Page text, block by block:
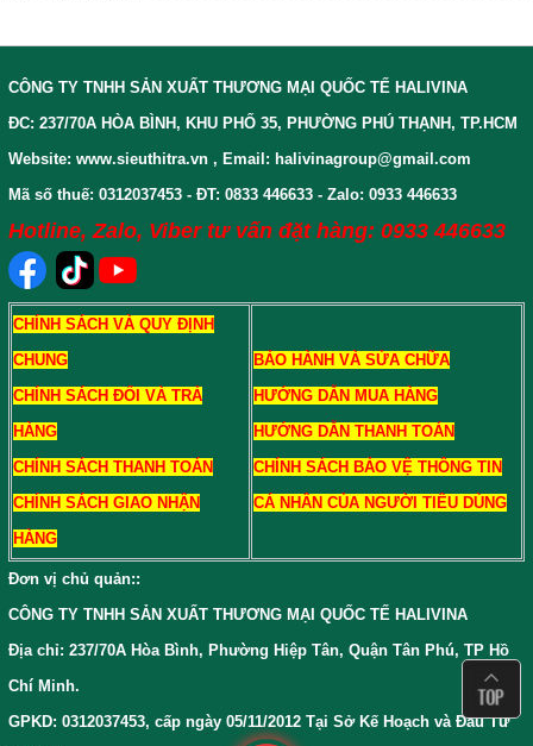
CÔNG TY TNHH SẢN XUẤT THƯƠNG MẠI QUỐC TẾ HALIVINA
ĐC: 237/70A HÒA BÌNH, KHU PHỐ 35, PHƯỜNG PHÚ THẠNH, TP.HCM
Website: www.sieuthitra.vn , Email: halivinagroup@gmail.com
Mã số thuế: 0312037453 - ĐT: 0833 446633 - Zalo: 0933 446633
Hotline, Zalo, Viber tư vấn đặt hàng: 0933 446633
CHÍNH SÁCH VÀ QUY ĐỊNH
CHUNG
CHÍNH SÁCH ĐỔI VÀ TRẢ
HÀNG
CHÍNH SÁCH THANH TOÁN
CHÍNH SÁCH GIAO NHẬN
HÀNG
BẢO HÀNH VÀ SỬA CHỮA
HƯỚNG DẪN MUA HÀNG
HƯỚNG DẪN THANH TOÁN
CHÍNH SÁCH BẢO VỆ THÔNG TIN
CÁ NHÂN CỦA NGƯỜI TIÊU DÙNG
Đơn vị chủ quản::
CÔNG TY TNHH SẢN XUẤT THƯƠNG MẠI QUỐC TẾ HALIVINA
Địa chỉ: 237/70A Hòa Bình, Phường Hiệp Tân, Quận Tân Phú, TP Hồ
Chí Minh.
GPKD: 0312037453, cấp ngày 05/11/2012 Tại Sở Kế Hoạch và Đầu Tư